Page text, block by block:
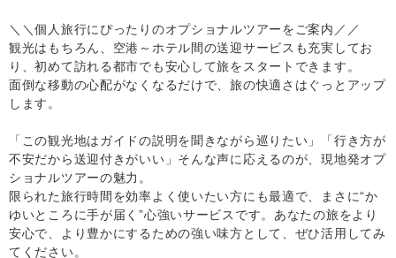
＼＼個人旅行にぴったりのオプショナルツアーをご案内／／
観光はもちろん、空港～ホテル間の送迎サービスも充実してお
り、初めて訪れる都市でも安心して旅をスタートできます。
面倒な移動の心配がなくなるだけで、旅の快適さはぐっとアップ
します。
「この観光地はガイドの説明を聞きながら巡りたい」「行き方が
不安だから送迎付きがいい」そんな声に応えるのが、現地発オプ
ショナルツアーの魅力。
限られた旅行時間を効率よく使いたい方にも最適で、まさに“か
ゆいところに手が届く”心強いサービスです。あなたの旅をより
安心で、より豊かにするための強い味方として、ぜひ活用してみ
てください。